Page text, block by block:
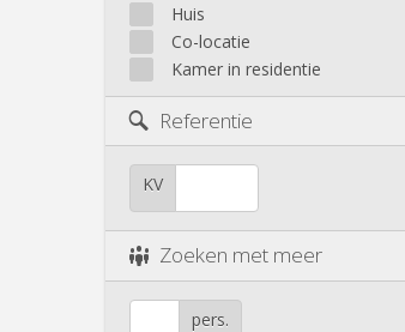
Huis
Co-locatie
Kamer in residentie
Referentie
KV
Zoeken met meer
pers.